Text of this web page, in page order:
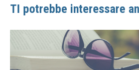
TI potrebbe interessare